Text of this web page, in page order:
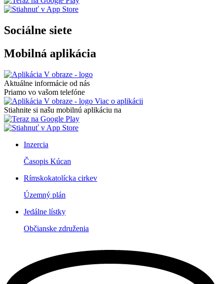
Sociálne siete
Mobilná aplikácia
Aktuálne informácie od nás
Priamo vo vašom telefóne
Viac o aplikácii
Stiahnite si našu mobilnú aplikáciu na
Inzercia
Časopis Kúcan
Rímskokatolícka cirkev
Územný plán
Jedálne lístky
Občianske združenia